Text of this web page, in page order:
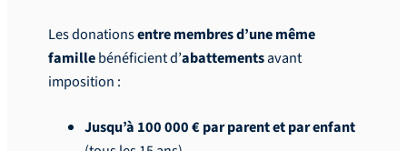
Les donationsentre membres d’une même
famillebénéficient d’abattementsavant
imposition :
Jusqu’à 100 000 € par parent et par enfant